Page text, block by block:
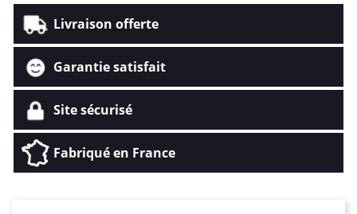
Livraison offerte
Garantie satisfait
Site sécurisé
Fabriqué en France